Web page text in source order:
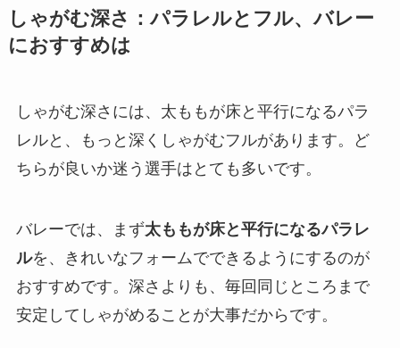
しゃがむ深さ：パラレルとフル、バレー
におすすめは
しゃがむ深さには、太ももが床と平行になるパラ
レルと、もっと深くしゃがむフルがあります。ど
ちらが良いか迷う選手はとても多いです。
バレーでは、まず太ももが床と平行になるパラレ
ルを、きれいなフォームでできるようにするのが
おすすめです。深さよりも、毎回同じところまで
安定してしゃがめることが大事だからです。